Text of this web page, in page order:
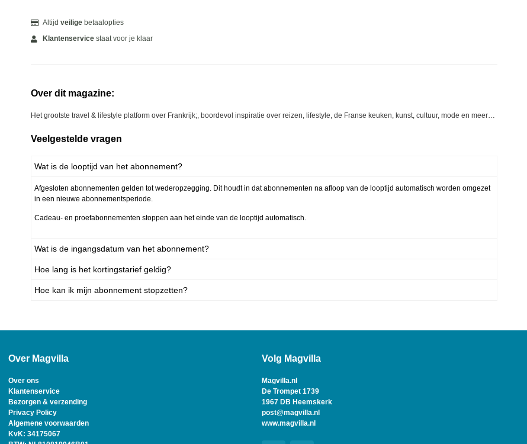
Altijdveilige betaalopties
Klantenservice staat voor je klaar
Over dit magazine:
Het grootste travel & lifestyle platform over Frankrijk;, boordevol inspiratie over reizen, lifestyle, de Franse keuken, kunst, cultuur, mode en meer…
Veelgestelde vragen
Wat is de looptijd van het abonnement?
Afgesloten abonnementen gelden tot wederopzegging. Dit houdt in dat abonnementen na afloop van de looptijd automatisch worden omgezet
in een nieuwe abonnementsperiode.
Cadeau- en proefabonnementen stoppen aan het einde van de looptijd automatisch.
Wat is de ingangsdatum van het abonnement?
Hoe lang is het kortingstarief geldig?
Hoe kan ik mijn abonnement stopzetten?
Over Magvilla
Over ons
Klantenservice
Bezorgen & verzending
Privacy Policy
Algemene voorwaarden
KvK: 34175067
Volg Magvilla
Magvilla.nl
De Trompet 1739
1967 DB Heemskerk
post@magvilla.nl
www.magvilla.nl